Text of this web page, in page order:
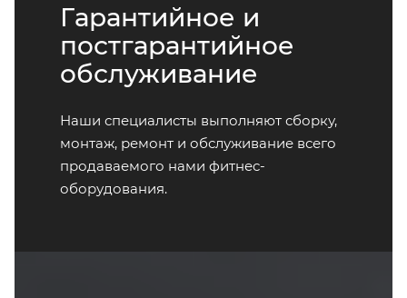
Гарантийное и
постгарантийное
обслуживание
Наши специалисты выполняют сборку,
монтаж, ремонт и обслуживание всего
продаваемого нами фитнес-
оборудования.